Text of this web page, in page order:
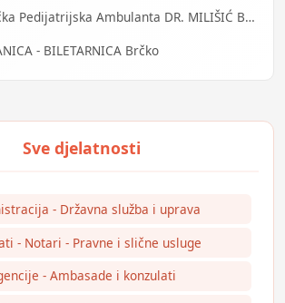
Z.U. Specijalistička Pedijatrijska Ambulanta DR. MILIŠIĆ Banja Luka
- BILETARNICA Brčko
- Državna služba i uprava
- Notari - Pravne i slične usluge
- Ambasade i konzulati